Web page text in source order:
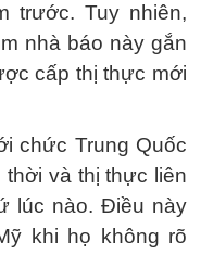
trước. Tuy nhiên,
nhà báo này gắn
cấp thị thực mới
chức Trung Quốc
và thị thực liên
lúc nào. Điều này
khi họ không rõ